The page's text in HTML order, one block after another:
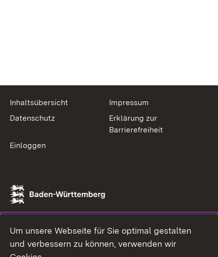
Inhaltsübersicht
Impressum
Datenschutz
Erklärung zur
Barrierefreiheit
Einloggen
Um unsere Webseite für Sie optimal gestalten
und verbessern zu können, verwenden wir